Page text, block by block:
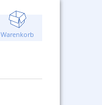
Warenkorb